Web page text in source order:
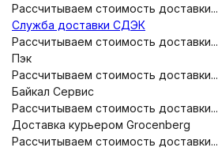
Рассчитываем стоимость доставки...
Служба доставки СДЭК
Рассчитываем стоимость доставки...
Пэк
Рассчитываем стоимость доставки...
Байкал Сервис
Рассчитываем стоимость доставки...
Доставка курьером Grocenberg
Рассчитываем стоимость доставки...